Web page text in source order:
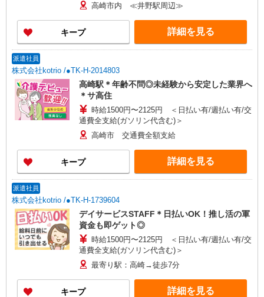
高崎市内 ≪井野駅周辺≫
キープ 詳細を見る
派遣社員
株式会社kotrio /●TK-H-2014803
高崎駅＊年齢不問◎未経験から安定した業界へ
＊サ高住
時給1500円〜2125円 ＜日払い有/週払い有/交
通費全支給(ガソリン代含む)＞
高崎市 交通費全額支給
キープ 詳細を見る
派遣社員
株式会社kotrio /●TK-H-1739604
デイサービスSTAFF＊日払いOK！推し活の軍
資金も即ゲット◎
時給1500円〜2125円 ＜日払い有/週払い有/交
通費全支給(ガソリン代含む)＞
最寄り駅：高崎→徒歩7分
キープ 詳細を見る